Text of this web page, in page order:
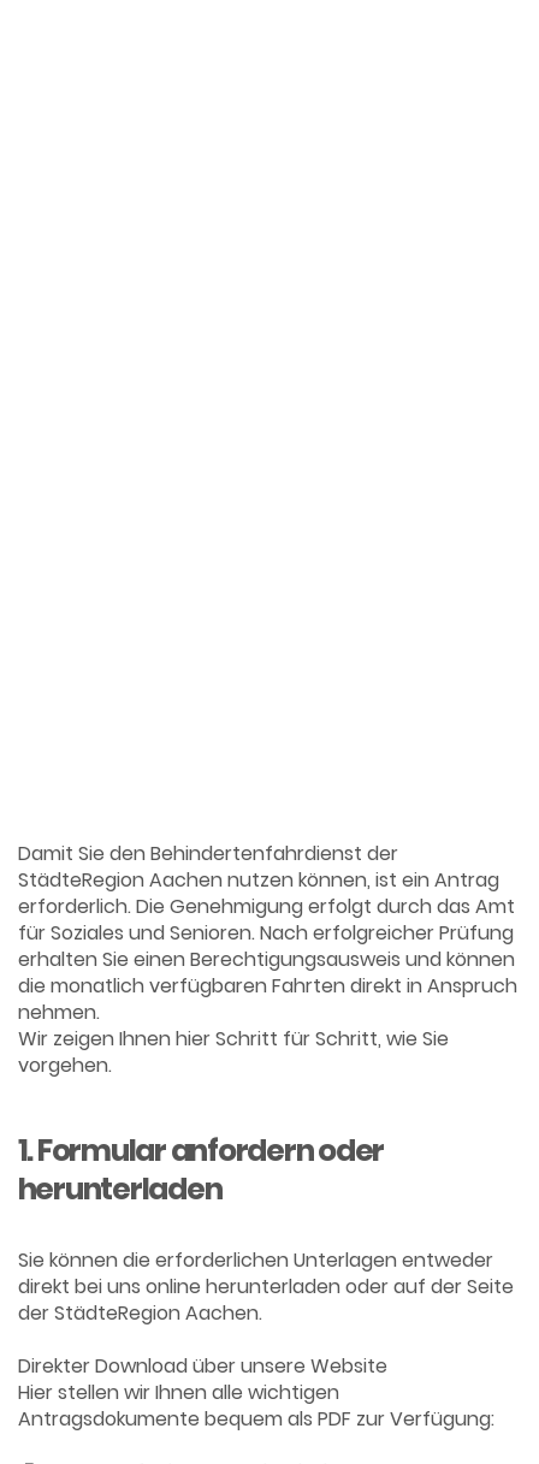
Damit Sie den Behindertenfahrdienst der
StädteRegion Aachen nutzen können, ist ein Antrag
erforderlich. Die Genehmigung erfolgt durch das Amt
für Soziales und Senioren. Nach erfolgreicher Prüfung
erhalten Sie einen Berechtigungsausweis und können
die monatlich verfügbaren Fahrten direkt in Anspruch
nehmen.
Wir zeigen Ihnen hier Schritt für Schritt, wie Sie
vorgehen.
1. Formular anfordern oder
herunterladen
Sie können die erforderlichen Unterlagen entweder
direkt bei uns online herunterladen oder auf der Seite
der StädteRegion Aachen.
Direkter Download über unsere Website
Hier stellen wir Ihnen alle wichtigen
Antragsdokumente bequem als PDF zur Verfügung: